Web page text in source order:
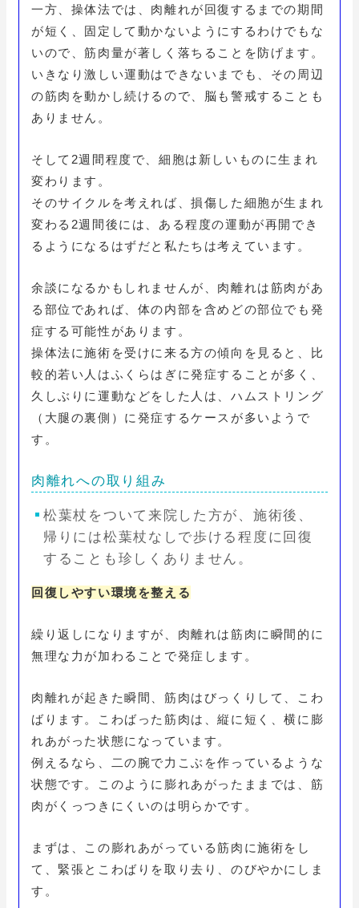
一方、操体法では、肉離れが回復するまでの期間
が短く、固定して動かないようにするわけでもな
いので、筋肉量が著しく落ちることを防げます。
いきなり激しい運動はできないまでも、その周辺
の筋肉を動かし続けるので、脳も警戒することも
ありません。
そして2週間程度で、細胞は新しいものに生まれ
変わります。
そのサイクルを考えれば、損傷した細胞が生まれ
変わる2週間後には、ある程度の運動が再開でき
るようになるはずだと私たちは考えています。
余談になるかもしれませんが、肉離れは筋肉があ
る部位であれば、体の内部を含めどの部位でも発
症する可能性があります。
操体法に施術を受けに来る方の傾向を見ると、比
較的若い人はふくらはぎに発症することが多く、
久しぶりに運動などをした人は、ハムストリング
（大腿の裏側）に発症するケースが多いようで
す。
肉離れへの取り組み
松葉杖をついて来院した方が、施術後、
帰りには松葉杖なしで歩ける程度に回復
することも珍しくありません。
回復しやすい環境を整える
繰り返しになりますが、肉離れは筋肉に瞬間的に
無理な力が加わることで発症します。
肉離れが起きた瞬間、筋肉はびっくりして、こわ
ばります。こわばった筋肉は、縦に短く、横に膨
れあがった状態になっています。
例えるなら、二の腕で力こぶを作っているような
状態です。このように膨れあがったままでは、筋
肉がくっつきにくいのは明らかです。
まずは、この膨れあがっている筋肉に施術をし
て、緊張とこわばりを取り去り、のびやかにしま
す。